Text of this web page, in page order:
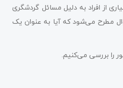
از افراد به دلیل مسائل گردشگری
مطرح می‌شود که آیا به عنوان یک
را بررسی می‌کنیم.